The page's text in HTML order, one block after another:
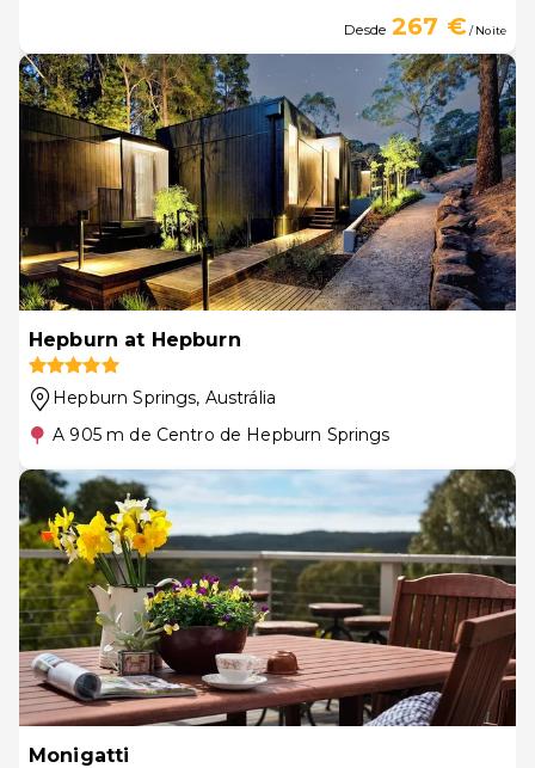
Desde 267 €/ Noite
Hepburn at Hepburn
Hepburn Springs, Austrália
A 905 m de Centro de Hepburn Springs
Monigatti